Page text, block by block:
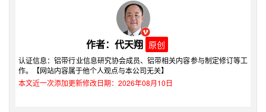
作者：代天翔 原创
认证信息：铝带行业信息研究协会成员、铝带相关内容参与制定修订等工
作。【网站内容属于他个人观点与本公司无关】
本文近一次添加更新修改日期：2026年08月10日